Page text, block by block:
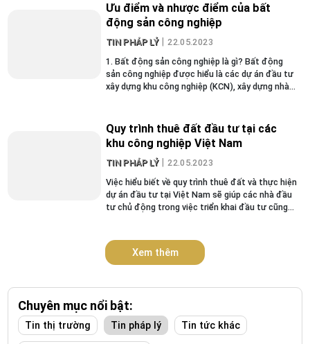
Ưu điểm và nhược điểm của bất
động sản công nghiệp
TIN PHÁP LÝ
22.05.2023
1. Bất động sản công nghiệp là gì? Bất động
sản công nghiệp được hiểu là các dự án đầu tư
xây dựng khu công nghiệp (KCN), xây dựng nhà
Quy trình thuê đất đầu tư tại các
khu công nghiệp Việt Nam
TIN PHÁP LÝ
22.05.2023
Việc hiểu biết về quy trình thuê đất và thực hiện
dự án đầu tư tại Việt Nam sẽ giúp các nhà đầu
tư chủ động trong việc triển khai đầu tư cũng
Xem thêm
Chuyên mục nổi bật:
Tin thị trường Tin pháp lý Tin tức khác